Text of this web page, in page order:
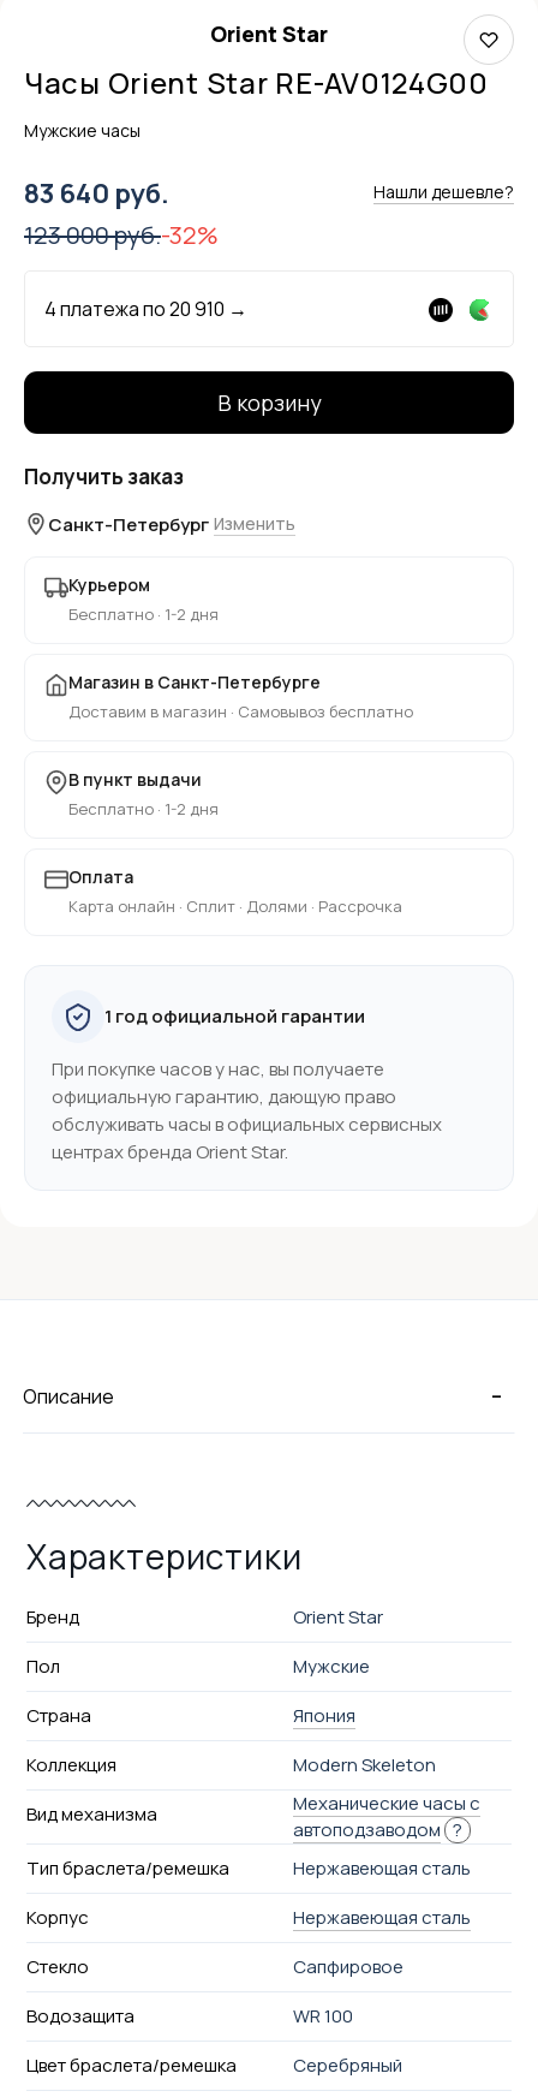
Orient Star
Часы Orient Star RE-AV0124G00
Мужские часы
83 640 руб. Нашли дешевле?
123 000 руб.-32%
4 платежа по20 910 →
В корзину
Получить заказ
Санкт-Петербург Изменить
Курьером
Бесплатно · 1-2 дня
Магазин в Санкт-Петербурге
Доставим в магазин · Самовывоз бесплатно
В пункт выдачи
Бесплатно · 1-2 дня
Оплата
Карта онлайн · Сплит · Долями · Рассрочка
1 год официальной гарантии
При покупке часов у нас, вы получаете
официальную гарантию, дающую право
обслуживать часы в официальных сервисных
центрах бренда Orient Star.
-
Описание
Характеристики
Бренд
Orient Star
Пол
Мужские
Страна
Япония
Коллекция
Modern Skeleton
Вид механизма
Механические часы с
автоподзаводом ?
Тип браслета/ремешка
Нержавеющая сталь
Корпус
Нержавеющая сталь
Стекло
Сапфировое
Водозащита
WR 100
Цвет браслета/ремешка
Серебряный